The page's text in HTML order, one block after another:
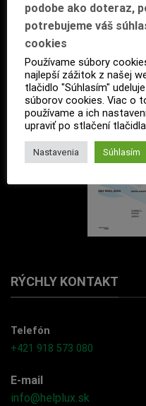
RÝCHLY KONTAKT
Telefón
+421 918 573 080
E-mail
info@helplux.sk
podobe ako doteraz,
potrebujeme váš
cookies
Používame súbory
najlepší zážitok z našej
tlačidlo "Súhlasím"
súborov cookies. Viac o
používame a ich
upraviť po stlačení
Nastavenia Súhlasím